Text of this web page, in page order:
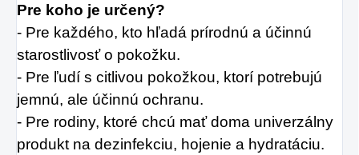
Pre koho je určený?
- Pre každého, kto hľadá prírodnú a účinnú
starostlivosť o pokožku.
- Pre ľudí s citlivou pokožkou, ktorí potrebujú
jemnú, ale účinnú ochranu.
- Pre rodiny, ktoré chcú mať doma univerzálny
produkt na dezinfekciu, hojenie a hydratáciu.